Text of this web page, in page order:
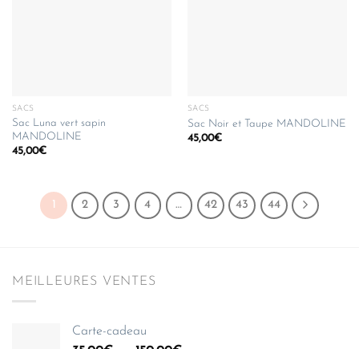
SACS
Sac Luna vert sapin
MANDOLINE
45,00€
SACS
Sac Noir et Taupe MANDOLINE
45,00€
1 2 3 4 … 42 43 44
MEILLEURES VENTES
Carte-cadeau